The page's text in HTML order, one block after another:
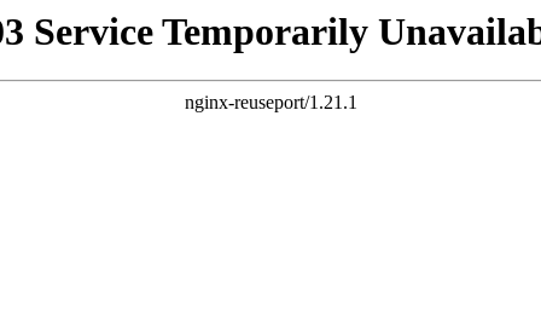
Service Temporarily
nginx-reuseport/1.21.1